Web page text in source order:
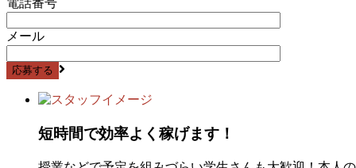
電話番号
メール
短時間で効率よく稼げます！